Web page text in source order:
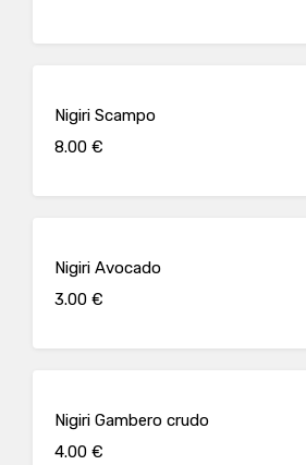
Nigiri Scampo
8.00 €
Nigiri Avocado
3.00 €
Nigiri Gambero crudo
4.00 €